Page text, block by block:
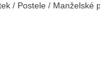
/ Postele / Manželské